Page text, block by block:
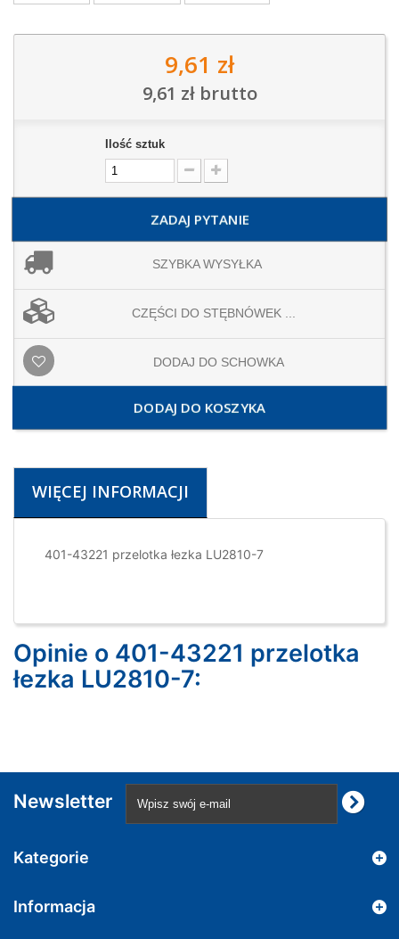
9,61 zł
9,61 złbrutto
Ilość sztuk
ZADAJ PYTANIE
SZYBKA WYSYŁKA
CZĘŚCI DO STĘBNÓWEK ...
DODAJ DO SCHOWKA
DODAJ DO KOSZYKA
WIĘCEJ INFORMACJI
401-43221 przelotka łezka LU2810-7
Opinie o 401-43221 przelotka
łezka LU2810-7:
Newsletter
Kategorie
Informacja